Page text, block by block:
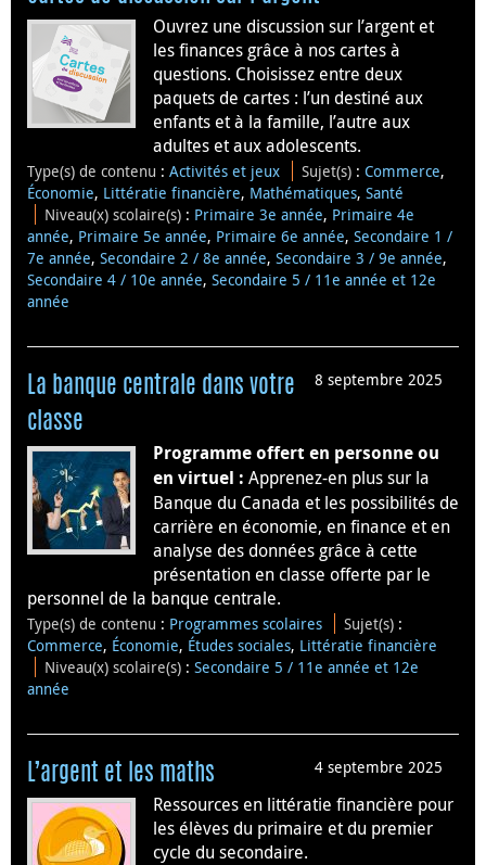
Ouvrez une discussion sur l’argent et
les finances grâce à nos cartes à
questions. Choisissez entre deux
paquets de cartes : l’un destiné aux
enfants et à la famille, l’autre aux
adultes et aux adolescents.
Type(s) de contenu : Activités et jeux Sujet(s) :Commerce,
Économie, Littératie financière, Mathématiques, Santé
Niveau(x) scolaire(s) : Primaire 3e année, Primaire 4e
année, Primaire 5e année, Primaire 6e année, Secondaire 1 /
7e année, Secondaire 2 / 8e année, Secondaire 3 / 9e année,
Secondaire 4 / 10e année, Secondaire 5 / 11e année et 12e
année
8 septembre 2025
La banque centrale dans votre
classe
Programme offert en personne ou
en virtuel : Apprenez-en plus sur la
Banque du Canada et les possibilités de
carrière en économie, en finance et en
analyse des données grâce à cette
présentation en classe offerte par le
personnel de la banque centrale.
Type(s) de contenu : Programmes scolaires Sujet(s) :
Commerce, Économie, Études sociales, Littératie financière
Niveau(x) scolaire(s) :Secondaire 5 / 11e année et 12e
année
4 septembre 2025
L’argent et les maths
Ressources en littératie financière pour
les élèves du primaire et du premier
cycle du secondaire.